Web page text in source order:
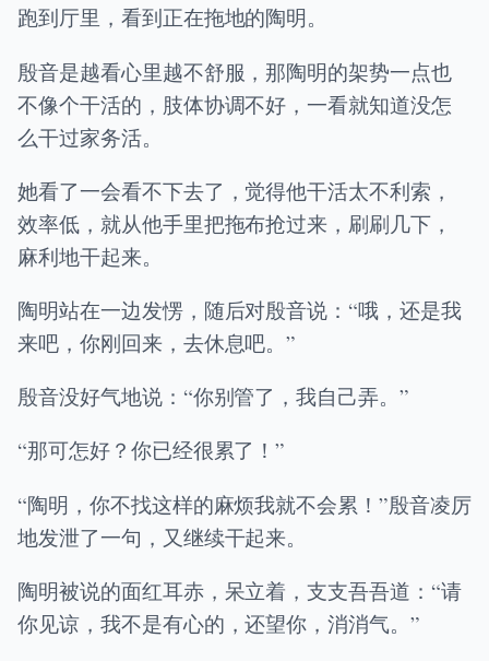
跑到厅里，看到正在拖地的陶明。
殷音是越看心里越不舒服，那陶明的架势一点也
不像个干活的，肢体协调不好，一看就知道没怎
么干过家务活。
她看了一会看不下去了，觉得他干活太不利索，
效率低，就从他手里把拖布抢过来，刷刷几下，
麻利地干起来。
陶明站在一边发愣，随后对殷音说：“哦，还是我
来吧，你刚回来，去休息吧。”
殷音没好气地说：“你别管了，我自己弄。”
“那可怎好？你已经很累了！”
“陶明，你不找这样的麻烦我就不会累！”殷音凌厉
地发泄了一句，又继续干起来。
陶明被说的面红耳赤，呆立着，支支吾吾道：“请
你见谅，我不是有心的，还望你，消消气。”